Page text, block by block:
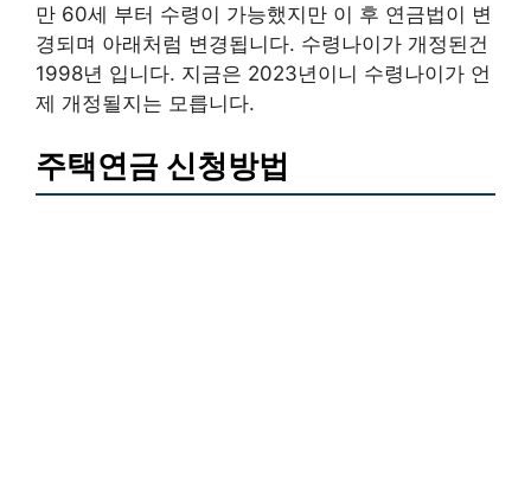
만 60세 부터 수령이 가능했지만 이 후 연금법이 변
경되며 아래처럼 변경됩니다. 수령나이가 개정된건
1998년 입니다. 지금은 2023년이니 수령나이가 언
제 개정될지는 모릅니다.
주택연금 신청방법